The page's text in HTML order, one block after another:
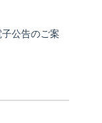
公告のご案